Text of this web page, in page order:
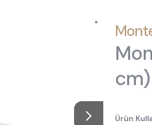
Şifonyer Aynaları
Yavru Karyolalar
Tasarımın Hikayesi
Bilgi Toplumu
cm)
Ürün